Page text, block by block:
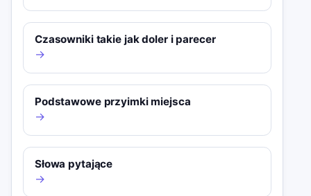
Czasowniki takie jak doler i parecer
→
Podstawowe przyimki miejsca
→
Słowa pytające
→